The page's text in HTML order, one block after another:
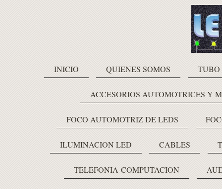
INICIO QUIENES SOMOS TUBO
ACCESORIOS AUTOMOTRICES Y
FOCO AUTOMOTRIZ DE LEDS
ILUMINACION LED CABLES
TELEFONIA-COMPUTACION